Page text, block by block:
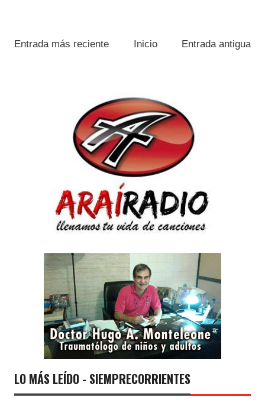
Entrada más reciente Entrada antigua
Inicio
LO MÁS LEÍDO - SIEMPRECORRIENTES